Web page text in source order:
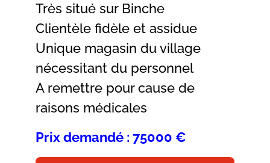
Très situé sur Binche
Clientèle fidèle et assidue
Unique magasin du village
nécessitant du personnel
A remettre pour cause de
raisons médicales
Prix demandé : 75000 €